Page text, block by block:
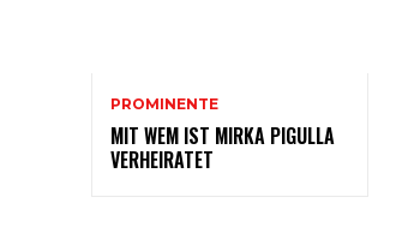
PROMINENTE
MIT WEM IST MIRKA PIGULLA
VERHEIRATET